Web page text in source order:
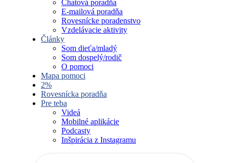
Chatová poradňa
E-mailová poradňa
Rovesnícke poradenstvo
Vzdelávacie aktivity
Články
Som dieťa/mladý
Som dospelý/rodič
O pomoci
Mapa pomoci
2%
Rovesnícka poradňa
Pre teba
Videá
Mobilné aplikácie
Podcasty
Inšpirácia z Instagramu